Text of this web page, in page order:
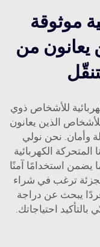
موثوقة
يعانون من
للأشخاص ذوي
الذين يعانون
وأمان. نحن نولي
المتحركة الكهربائية
يضمن استخدامًا آمنًا
ترغب في شراء
يبحث عن دراجة
احتياجاتك.